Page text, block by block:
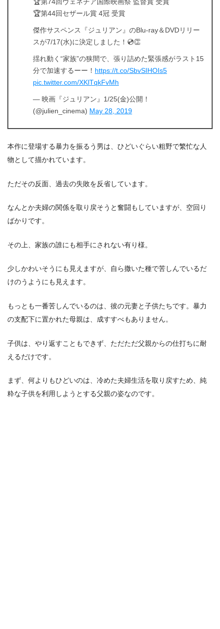
🏆第74回ヴェネチア国際映画祭 監督賞 受賞
🏆第44回セザール賞 4冠 受賞
傑作サスペンス『ジュリアン』のBlu-ray＆DVDリリー
スが7/17(水)に決定しました！💿👏
揺れ動く“家族”の狭間で、張り詰めた緊張感がラスト15
分で加速するーー！ https://t.co/SbvSIHOIs5
pic.twitter.com/XKlTqkFvMh
— 映画『ジュリアン』1/25(金)公開！
(@julien_cinema) May 28, 2019
本作に登場する暴力を振るう男は、ひどいぐらい粗野で繁忙な人
物として描かれています。
ただその反面、過去の失敗を反省しています。
なんとか夫婦の関係を取り戻そうと奮闘もしていますが、空回り
ばかりです。
その上、家族の誰にも相手にされない有り様。
少しかわいそうにも見えますが、自ら撒いた種で苦しんでいるだ
けのうようにも見えます。
もっとも一番苦しんでいるのは、彼の元妻と子供たちです。暴力
の支配下に置かれた母親は、成すすべもありません。
子供は、やり返すこともできず、ただただ父親からの仕打ちに耐
えるだけです。
まず、何よりもひどいのは、冷めた夫婦生活を取り戻すため、純
粋な子供を利用しようとする父親の姿なのです。